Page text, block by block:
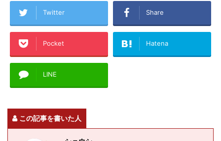
Twitter Share
Pocket Hatena
LINE
この記事を書いた人